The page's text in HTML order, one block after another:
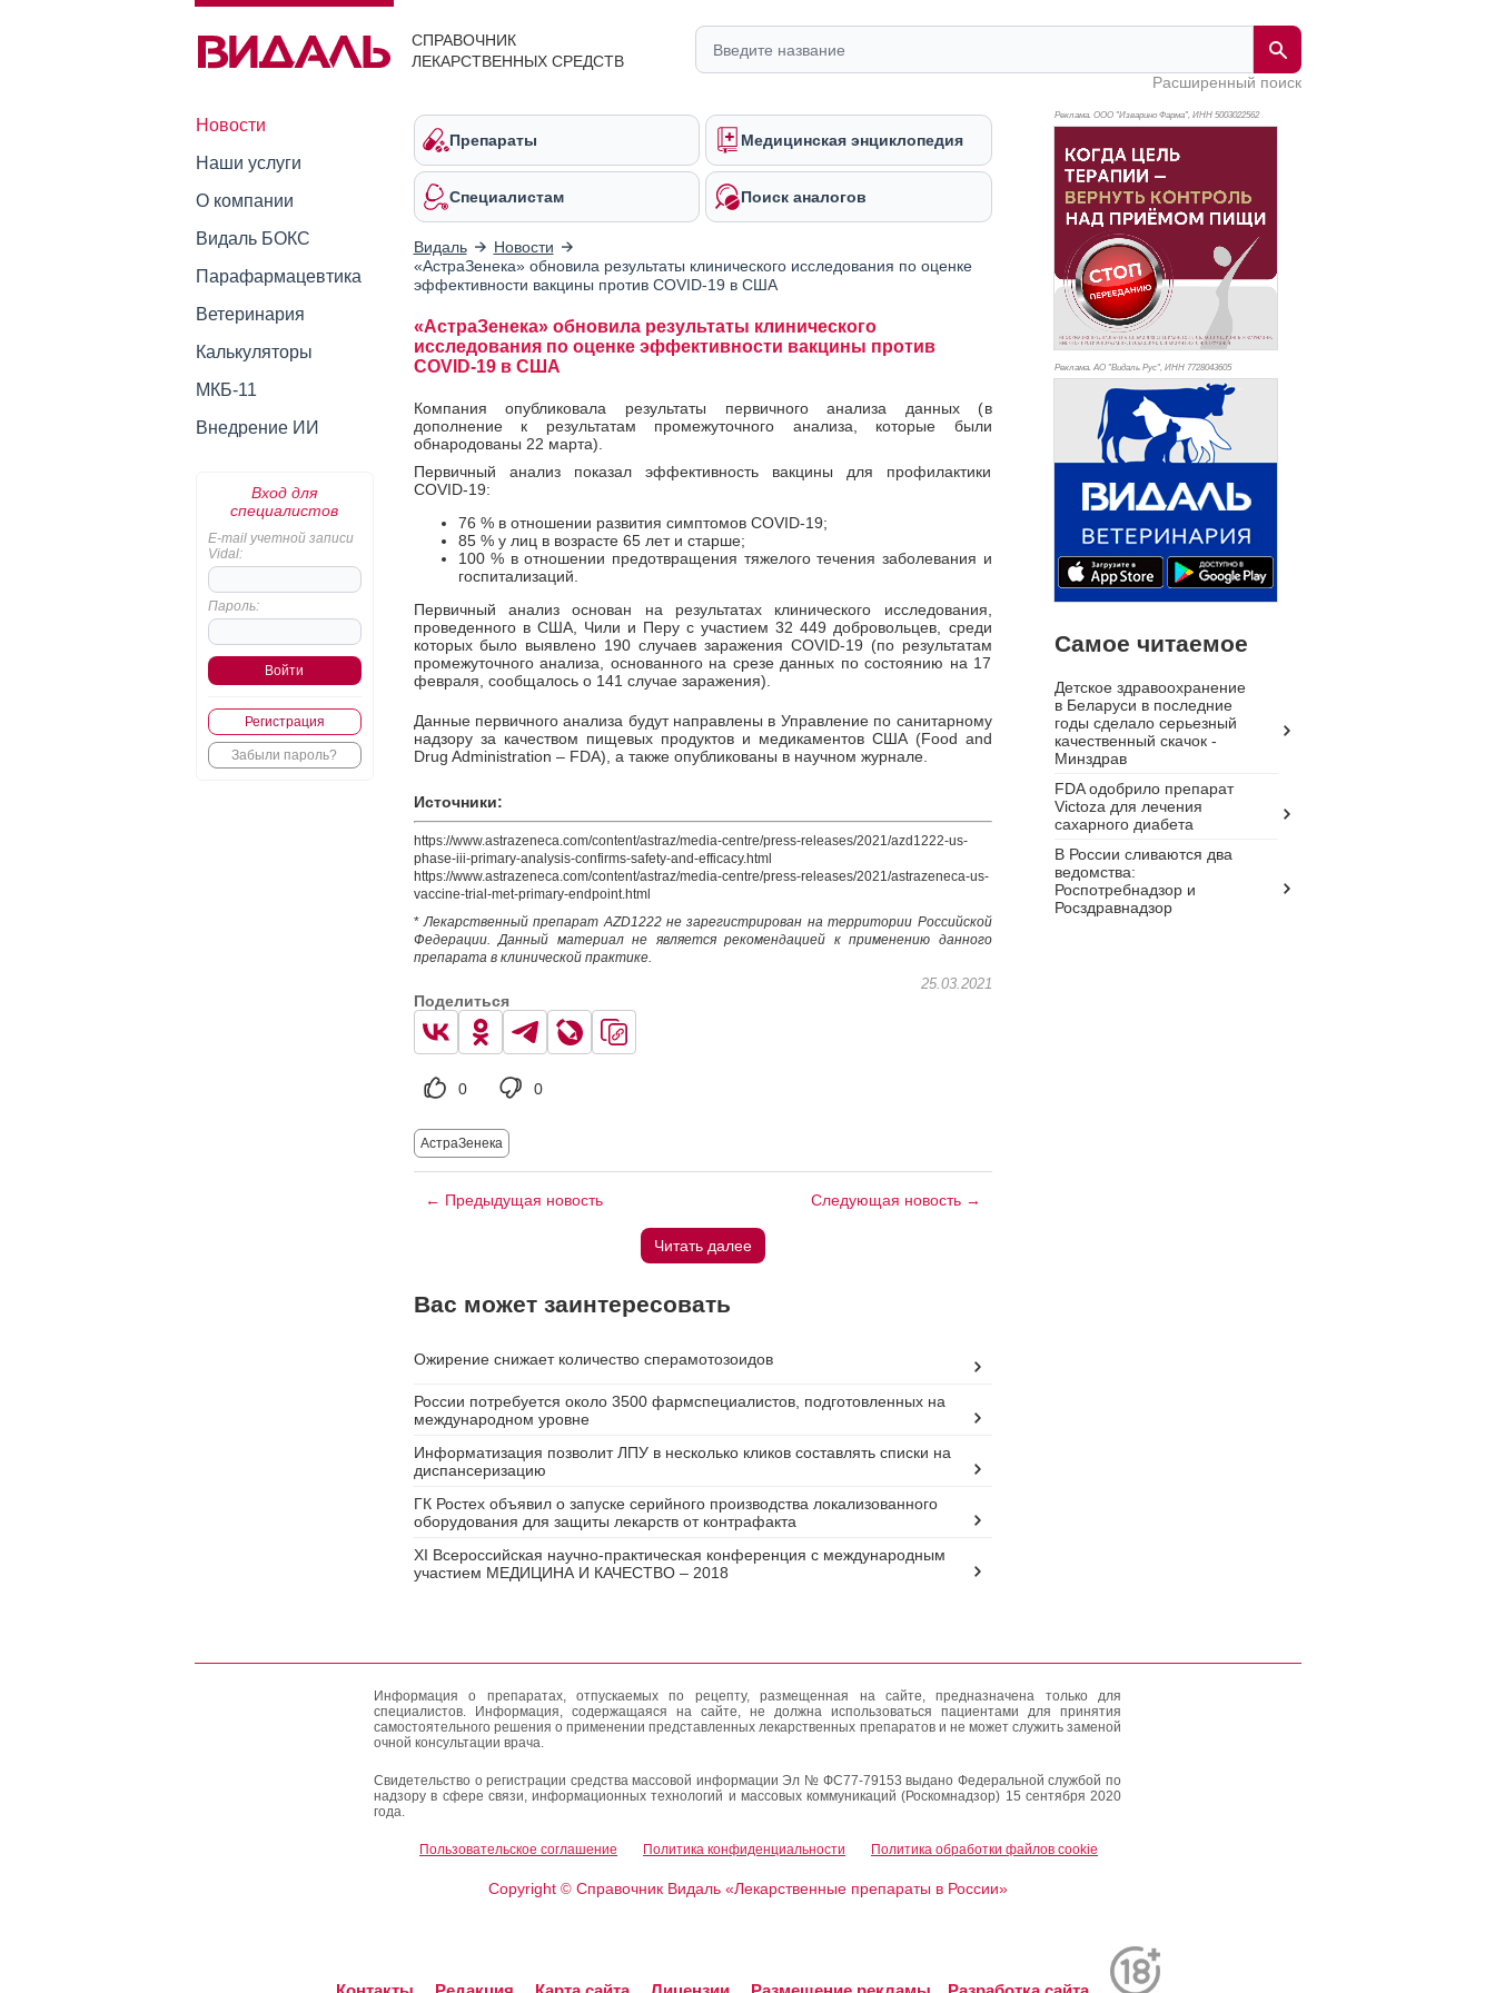
СПРАВОЧНИК
ЛЕКАРСТВЕННЫХ СРЕДСТВ
Расширенный поиск
Новости
Наши услуги
О компании
Видаль БОКС
Парафармацевтика
Ветеринария
Калькуляторы
МКБ-11
Внедрение ИИ
Вход для
специалистов
E-mail учетной записи
Vidal:
Пароль:
Регистрация
Забыли пароль?
Препараты Медицинская энциклопедия
Специалистам Поиск аналогов
Видаль
Новости
«АстраЗенека» обновила результаты клинического исследования по оценке
эффективности вакцины против COVID-19 в США
«АстраЗенека» обновила результаты клинического
исследования по оценке эффективности вакцины против
COVID-19 в США
Компания опубликовала результаты первичного анализа данных (в
дополнение к результатам промежуточного анализа, которые были
обнародованы 22 марта).
Первичный анализ показал эффективность вакцины для профилактики
COVID-19:
76 % в отношении развития симптомов COVID-19;
85 % у лиц в возрасте 65 лет и старше;
100 % в отношении предотвращения тяжелого течения заболевания и
госпитализаций.
Первичный анализ основан на результатах клинического исследования,
проведенного в США, Чили и Перу с участием 32 449 добровольцев, среди
которых было выявлено 190 случаев заражения COVID-19 (по результатам
промежуточного анализа, основанного на срезе данных по состоянию на 17
февраля, сообщалось о 141 случае заражения).
Данные первичного анализа будут направлены в Управление по санитарному
надзору за качеством пищевых продуктов и медикаментов США (Food and
Drug Administration – FDA), а также опубликованы в научном журнале.
Источники:
https://www.astrazeneca.com/content/astraz/media-centre/press-releases/2021/azd1222-us-
phase-iii-primary-analysis-confirms-safety-and-efficacy.html
https://www.astrazeneca.com/content/astraz/media-centre/press-releases/2021/astrazeneca-us-
vaccine-trial-met-primary-endpoint.html
*Лекарственный препаратAZD1222 не зарегистрирован на территории Российской
Федерации. Данный материал не является рекомендацией к применению данного
препарата в клинической практике.
25.03.2021
Поделиться
0 0
АстраЗенека
← Предыдущая новость Следующая новость →
Читать далее
Вас может заинтересовать
Ожирение снижает количество сперамотозоидов
России потребуется около 3500 фармспециалистов, подготовленных на
международном уровне
Информатизация позволит ЛПУ в несколько кликов составлять списки на
диспансеризацию
ГК Ростех объявил о запуске серийного производства локализованного
оборудования для защиты лекарств от контрафакта
XI Всероссийская научно-практическая конференция с международным
участием МЕДИЦИНА И КАЧЕСТВО – 2018
Реклама. ООО "Изварино Фарма", ИНН 5003022562
Реклама. АО "Видаль Рус", ИНН 7728043605
Самое читаемое
Детское здравоохранение
в Беларуси в последние
годы сделало серьезный
качественный скачок -
Минздрав
FDA одобрило препарат
Victoza для лечения
сахарного диабета
В России сливаются два
ведомства:
Роспотребнадзор и
Росздравнадзор
Информация о препаратах, отпускаемых по рецепту, размещенная на сайте, предназначена только для
специалистов. Информация, содержащаяся на сайте, не должна использоваться пациентами для принятия
самостоятельного решения о применении представленных лекарственных препаратов и не может служить заменой
очной консультации врача.
Свидетельство о регистрации средства массовой информации Эл № ФС77-79153 выдано Федеральной службой по
надзору в сфере связи, информационных технологий и массовых коммуникаций (Роскомнадзор) 15 сентября 2020
года.
Пользовательское соглашение Политика конфиденциальности Политика обработки файлов cookie
Copyright ©Справочник Видаль «Лекарственные препараты в России»